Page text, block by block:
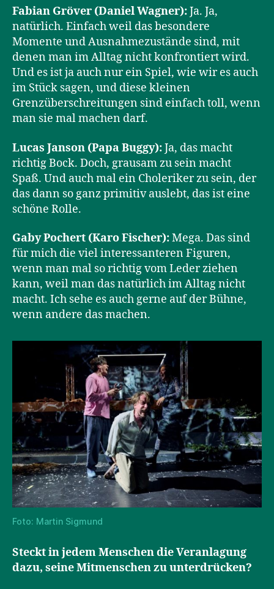
Fabian Gröver (Daniel Wagner):Ja. Ja,
natürlich. Einfach weil das besondere
Momente und Ausnahmezustände sind, mit
denen man im Alltag nicht konfrontiert wird.
Und es ist ja auch nur ein Spiel, wie wir es auch
im Stück sagen, und diese kleinen
Grenzüberschreitungen sind einfach toll, wenn
man sie mal machen darf.
Lucas Janson (Papa Buggy):Ja, das macht
richtig Bock. Doch, grausam zu sein macht
Spaß. Und auch mal ein Choleriker zu sein, der
das dann so ganz primitiv auslebt, das ist eine
schöne Rolle.
Gaby Pochert (Karo Fischer):Mega. Das sind
für mich die viel interessanteren Figuren,
wenn man mal so richtig vom Leder ziehen
kann, weil man das natürlich im Alltag nicht
macht. Ich sehe es auch gerne auf der Bühne,
wenn andere das machen.
Foto: Martin Sigmund
Steckt in jedem Menschen die Veranlagung
dazu, seine Mitmenschen zu unterdrücken?